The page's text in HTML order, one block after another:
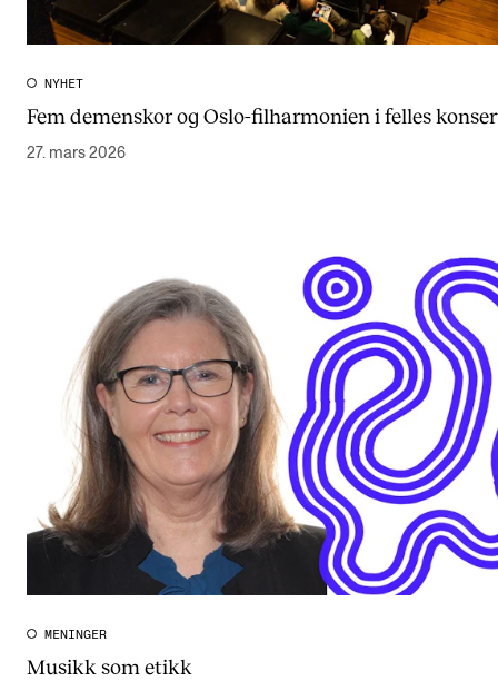
NYHET
Fem demenskor og Oslo-filharmonien i felles
27. mars 2026
MENINGER
Musikk som etikk